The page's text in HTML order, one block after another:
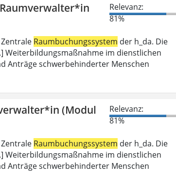
Relevanz:
81%
Raumbuchungssystem der h_da. Die
Weiterbildungsmaßnahme im dienstlichen
Anträge schwerbehinderter Menschen
(Modul
Relevanz:
81%
Raumbuchungssystem der h_da. Die
Weiterbildungsmaßnahme im dienstlichen
Anträge schwerbehinderter Menschen